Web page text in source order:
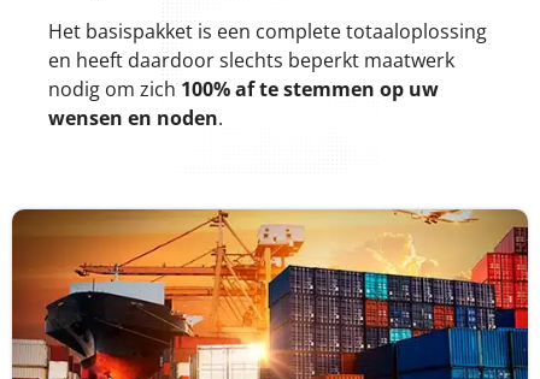
Het basispakket is een complete totaaloplossing
en heeft daardoor slechts beperkt maatwerk
nodig om zich 100% af te stemmen op uw
wensen en noden.